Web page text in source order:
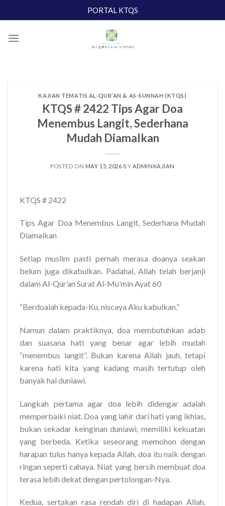
to
PORTAL KTQS
KAJIAN TEMATIS AL-QUR’AN & AS-SUNNAH (KTQS)
KTQS # 2422 Tips Agar Doa
Menembus Langit, Sederhana
Mudah Diamalkan
POSTED ON MAY 15, 2026 BY ADMINKAJIAN
KTQS # 2422
Tips Agar Doa Menembus Langit, Sederhana Mudah
Diamalkan
Setiap muslim pasti pernah merasa doanya seakan
belum juga dikabulkan. Padahal, Allah telah berjanji
dalam Al-Qur’an Surat Al-Mu’min Ayat 60
“Berdoalah kepada-Ku, niscaya Aku kabulkan.”
Namun dalam praktiknya, doa membutuhkan adab
dan suasana hati yang benar agar lebih mudah
“menembus langit”. Bukan karena Allah jauh, tetapi
karena hati kita yang kadang masih tertutup oleh
banyak hal duniawi.
Langkah pertama agar doa lebih didengar adalah
memperbaiki niat. Doa yang lahir dari hati yang ikhlas,
bukan sekadar keinginan duniawi, memiliki kekuatan
yang berbeda. Ketika seseorang memohon dengan
harapan tulus hanya kepada Allah, doa itu naik dengan
ringan seperti cahaya. Niat yang bersih membuat doa
terasa lebih dekat dengan pertolongan-Nya.
Kedua, sertakan rasa rendah diri di hadapan Allah.